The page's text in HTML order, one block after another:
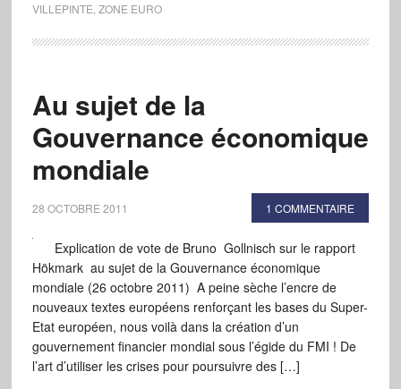
VILLEPINTE ZONE EURO
Au sujet de la
Gouvernance économique
mondiale
28 OCTOBRE 2011 1 COMMENTAIRE
Explication de vote de Bruno Gollnisch sur le rapport
Hökmark au sujet de la Gouvernance économique
mondiale (26 octobre 2011) A peine sèche l’encre de
nouveaux textes européens renforçant les bases du Super-
Etat européen, nous voilà dans la création d’un
gouvernement financier mondial sous l’égide du FMI ! De
l’art d’utiliser les crises pour poursuivre des […]